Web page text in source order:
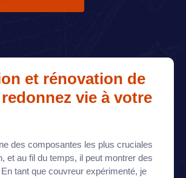
et rénovation de
vie à votre
des composantes les plus cruciales
et au fil du temps, il peut montrer des
tant que couvreur expérimenté, je